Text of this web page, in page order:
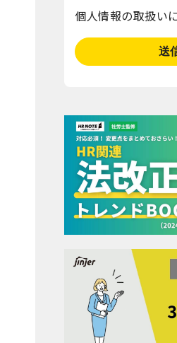
個人情報の取扱い